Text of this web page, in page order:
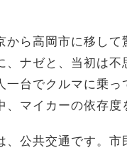
から高岡市に移し
、ナゼと、当初は不
一台でクルマに乗
、マイカーの依存度
、公共交通です。